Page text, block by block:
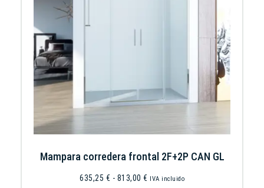
Mampara corredera frontal 2F+2P CAN GL
635,25 € - 813,00 € IVA incluido